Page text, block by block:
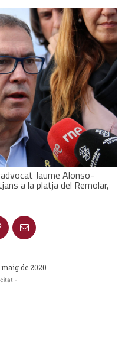
Jaume Alonso-
a la platja del Remolar,
de 2020
-